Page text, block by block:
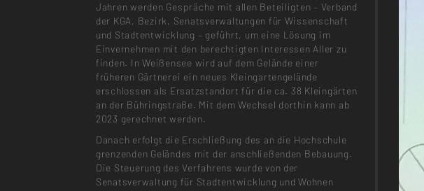
Jahren werden Gespräche mit allen Beteiligten – Verband
der KGA, Bezirk, Senatsverwaltungen für Wissenschaft
und Stadtentwicklung – geführt, um eine Lösung im
Einvernehmen mit den berechtigten Interessen Aller zu
finden. In Weißensee wird auf dem Gelände einer
früheren Gärtnerei ein neues Kleingartengelände
erschlossen als Ersatzstandort für die ca. 38 Kleingärten
an der Bühringstraße. Mit dem Wechsel dorthin kann ab
2023 gerechnet werden.
Danach erfolgt die Erschließung des an die Hochschule
grenzenden Geländes mit der anschließenden Bebauung.
Die Steuerung des Verfahrens wurde von der
Senatsverwaltung für Stadtentwicklung und Wohnen